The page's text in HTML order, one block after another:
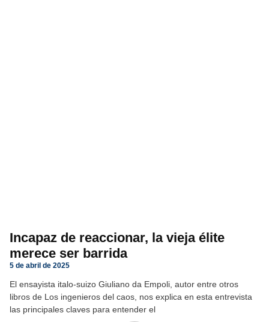
Incapaz de reaccionar, la vieja élite
merece ser barrida
5 de abril de 2025
El ensayista italo-suizo Giuliano da Empoli, autor entre otros
libros de Los ingenieros del caos, nos explica en esta entrevista
las principales claves para entender el